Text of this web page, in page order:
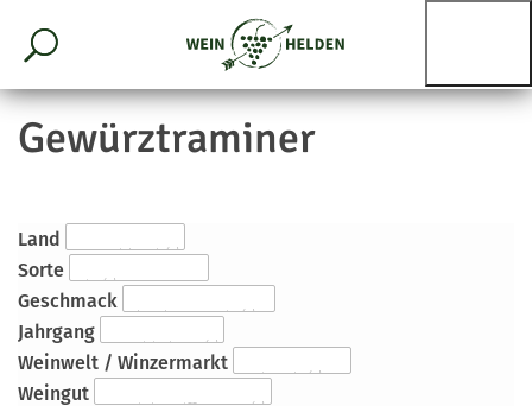
Gewürztraminer
Land
Sorte
Geschmack
Jahrgang
Weinwelt / Winzermarkt
Weingut